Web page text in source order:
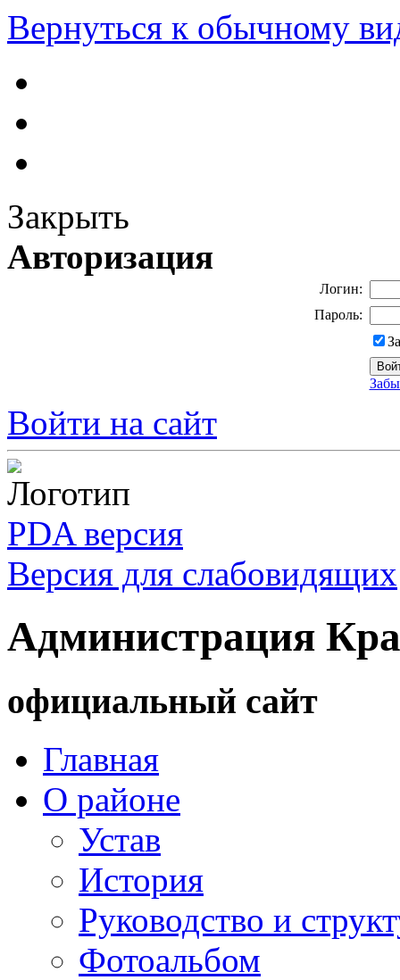
Вернуться к обычному
Закрыть
Авторизация
Логин:
Пароль:
Войти на сайт
PDA версия
Версия для слабовидящих
Администрация
официальный сайт
Главная
О районе
Устав
История
Руководство и
Фотоальбом